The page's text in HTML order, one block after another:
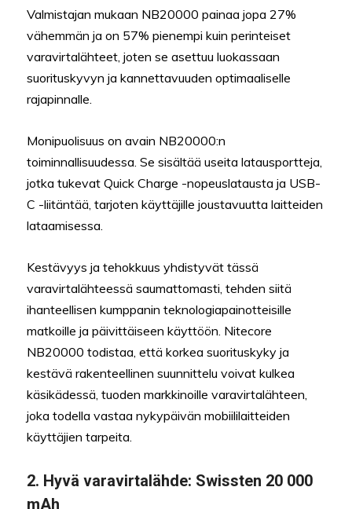
Valmistajan mukaan NB20000 painaa jopa 27%
vähemmän ja on 57% pienempi kuin perinteiset
varavirtalähteet, joten se asettuu luokassaan
suorituskyvyn ja kannettavuuden optimaaliselle
rajapinnalle.
Monipuolisuus on avain NB20000:n
toiminnallisuudessa. Se sisältää useita latausportteja,
jotka tukevat Quick Charge -nopeuslatausta ja USB-
C -liitäntää, tarjoten käyttäjille joustavuutta laitteiden
lataamisessa.
Kestävyys ja tehokkuus yhdistyvät tässä
varavirtalähteessä saumattomasti, tehden siitä
ihanteellisen kumppanin teknologiapainotteisille
matkoille ja päivittäiseen käyttöön. Nitecore
NB20000 todistaa, että korkea suorituskyky ja
kestävä rakenteellinen suunnittelu voivat kulkea
käsikädessä, tuoden markkinoille varavirtalähteen,
joka todella vastaa nykypäivän mobiililaitteiden
käyttäjien tarpeita.
2. Hyvä varavirtalähde: Swissten 20 000
mAh